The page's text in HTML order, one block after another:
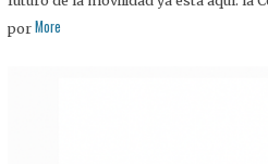
por More